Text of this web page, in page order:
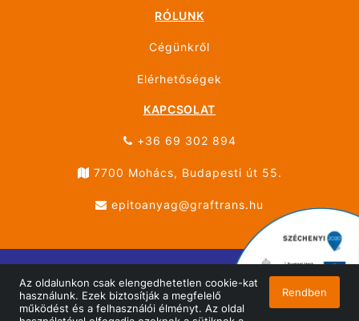
Az oldalunkon csak elengedhetetlen cookie-kat
használunk. Ezek biztosítják a megfelelő
működést és a felhasználói élményt. Az oldal
Rendben
RÓLUNK
Cégünkről
Elérhetőségek
KAPCSOLAT
+36 69 302 894
7700 Mohács, Budapesti út 55.
epitoanyag@graftrans.hu
© ÚJHÁZ GRÁF TRANS MOHÁCS 2026 Minden jog
fenntartva!